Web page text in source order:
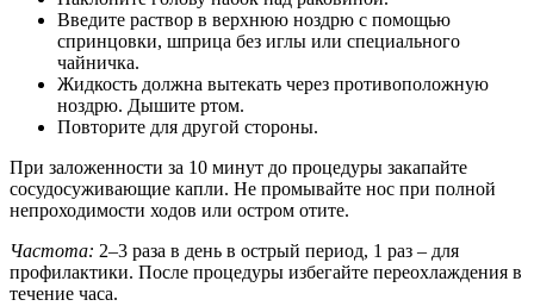
Введите раствор в верхнюю ноздрю с помощью
спринцовки, шприца без иглы или специального
чайничка.
Жидкость должна вытекать через противоположную
ноздрю. Дышите ртом.
Повторите для другой стороны.
При заложенности за 10 минут до процедуры закапайте
сосудосуживающие капли. Не промывайте нос при полной
непроходимости ходов или остром отите.
Частота: 2–3 раза в день в острый период, 1 раз – для
профилактики. После процедуры избегайте переохлаждения в
течение часа.